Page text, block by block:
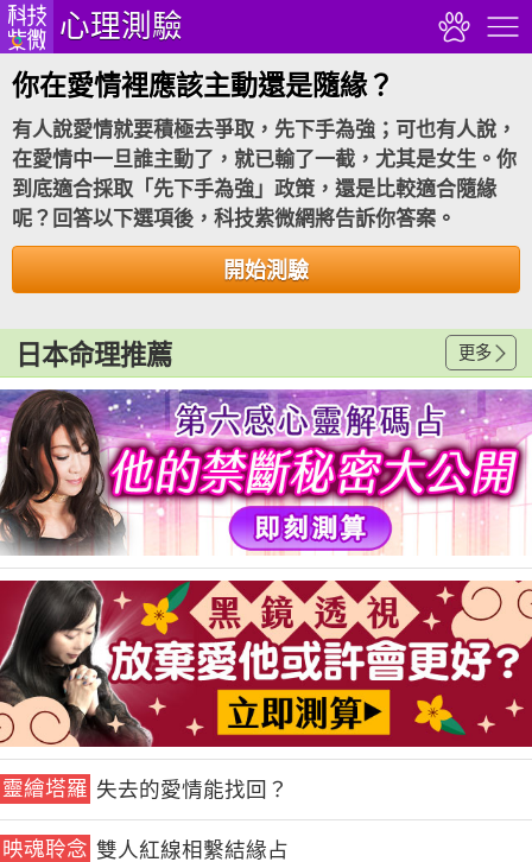
心理測驗
你在愛情裡應該主動還是隨緣？
有人說愛情就要積極去爭取，先下手為強；可也有人說，
在愛情中一旦誰主動了，就已輸了一截，尤其是女生。你
到底適合採取「先下手為強」政策，還是比較適合隨緣
呢？回答以下選項後，科技紫微網將告訴你答案。
開始測驗
日本命理推薦 更多
靈繪塔羅 失去的愛情能找回？
映魂聆念 雙人紅線相繫結緣占